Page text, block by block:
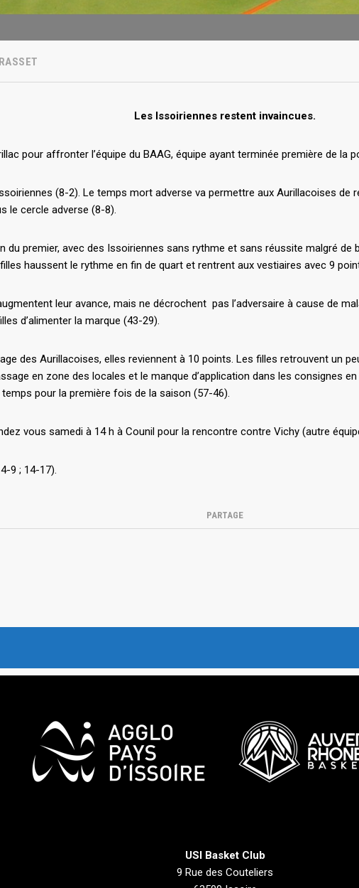
Les Issoiriennes restent invaincues.
pour affronter l’équipe du BAAG, équipe ayant terminée première de la
(8-2). Le temps mort adverse va permettre aux Aurillacoises de
le cercle adverse (8-8).
premier, avec des Issoiriennes sans rythme et sans réussite malgré de
haussent le rythme en fin de quart et rentrent aux vestiaires avec 9
leur avance, mais ne décrochent pas l’adversaire à cause de
d’alimenter la marque (43-29).
des Aurillacoises, elles reviennent à 10 points. Les filles retrouvent un
en zone des locales et le manque d’application dans les consignes
pour la première fois de la saison (57-46).
vous samedi à 14 h à Counil pour la rencontre contre Vichy (autre
9 ; 14-17).
PARTAGE
USI Basket Club
9 Rue des Couteliers